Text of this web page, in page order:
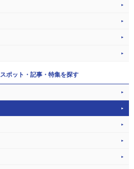
スポット・記事・特集を探す